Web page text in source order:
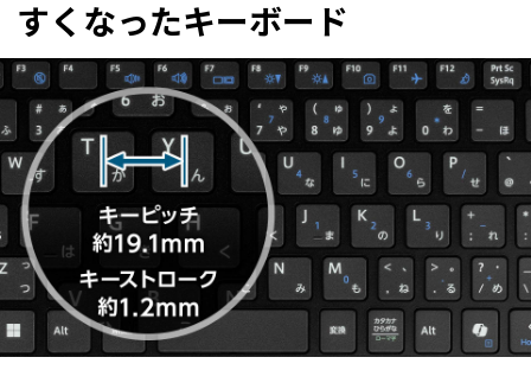
すくなったキーボード